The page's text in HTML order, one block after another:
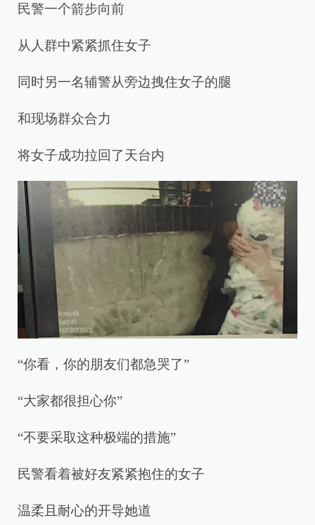
民警一个箭步向前
从人群中紧紧抓住女子
同时另一名辅警从旁边拽住女子的腿
和现场群众合力
将女子成功拉回了天台内
“你看，你的朋友们都急哭了”
“大家都很担心你”
“不要采取这种极端的措施”
民警看着被好友紧紧抱住的女子
温柔且耐心的开导她道